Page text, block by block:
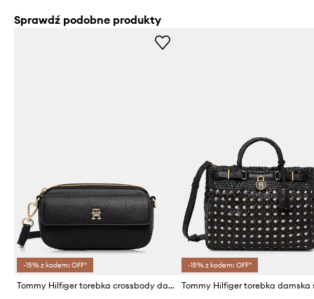
Sprawdź podobne produkty
-15% z kodem: OFF*
Tommy Hilfiger torebka crossbody damska z imitacji skóry
-15% z kodem: OFF*